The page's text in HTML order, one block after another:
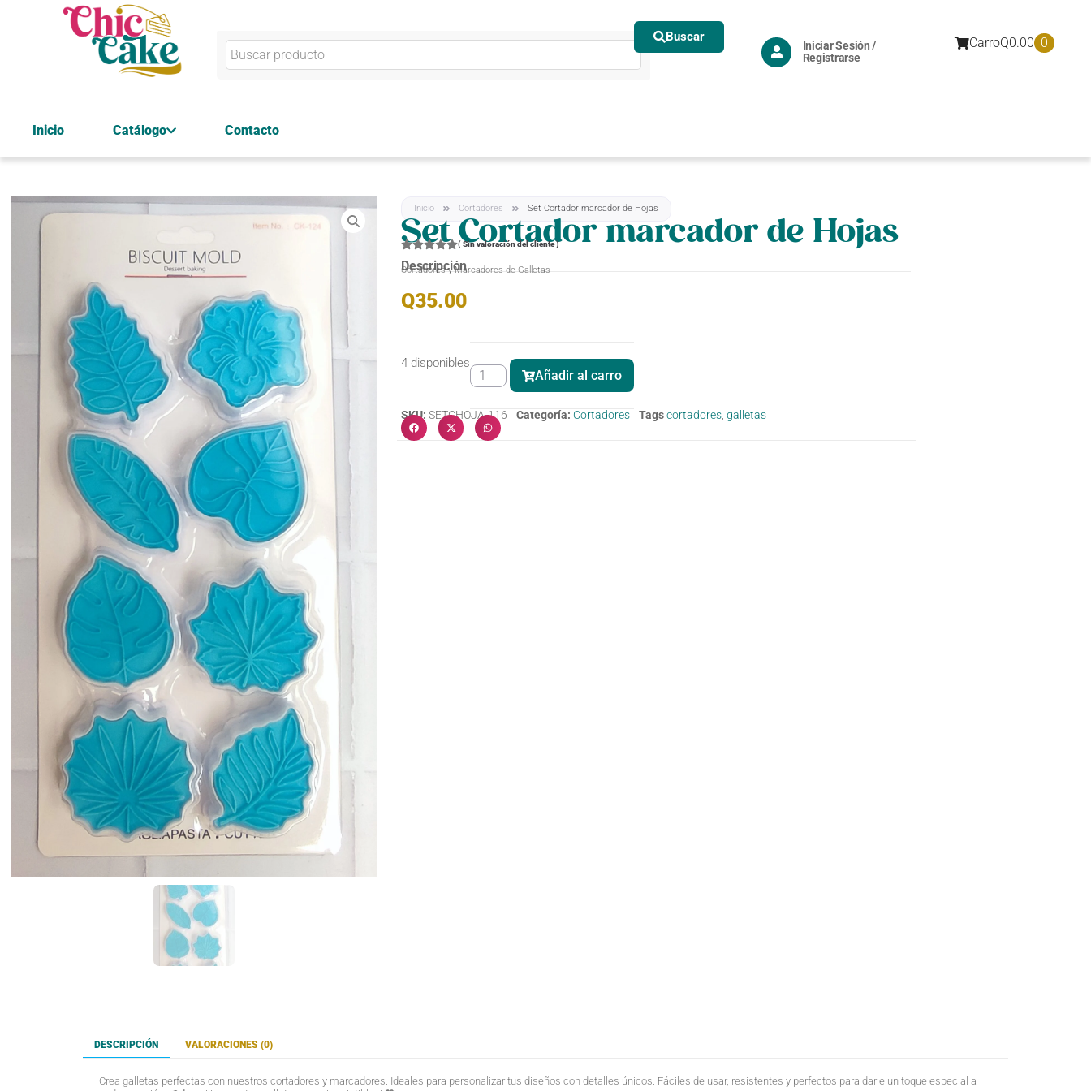
Buscar CarroQ0.00 0
Iniciar Sesión /
Registrarse
Inicio Catálogo Contacto
Inicio Cortadores Set Cortador marcador de Hojas
Set Cortador marcador de Hojas
(Sin valoración del cliente)
Descripción
Cortadores y Marcadores de Galletas
Q35.00
4 disponibles
Añadir al carro
SKU:SETCHOJA-116 Categoría: Cortadores Tags cortadores ,galletas
DESCRIPCIÓN VALORACIONES (0)
Crea galletas perfectas con nuestros cortadores y marcadores. Ideales para personalizar tus diseños con detalles únicos. Fáciles de usar, resistentes y perfectos para darle un toque especial a